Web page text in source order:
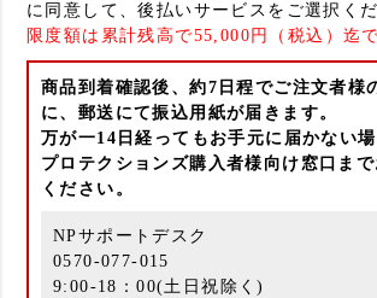
に同意して、後払いサービスをご選択く
限度額は累計残高で55,000円（税込）迄で
商品到着確認後、約7日程でご注文者様
に、郵送にて振込用紙が届きます。
万が一14日経ってもお手元に届かない
プロテクションズ購入者様向け窓口ま
ください。
NPサポートデスク
0570-077-015
9:00-18：00(土日祝除く)